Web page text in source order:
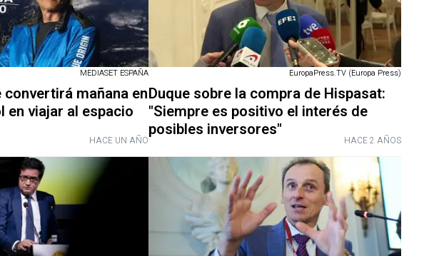
MEDIASET ESPAÑA
mañana en
en viajar al espacio
HACE UN AÑO
EuropaPress.TV (Europa Press)
Duque sobre la compra de Hispasat:
"Siempre es positivo el interés de
posibles inversores"
HACE 2 AÑOS